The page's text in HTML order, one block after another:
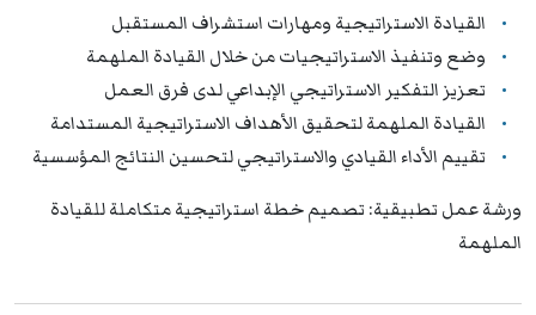
القيادة الاستراتيجية ومهارات استشراف المستقبل
وضع وتنفيذ الاستراتيجيات من خلال القيادة الملهمة
تعزيز التفكير الاستراتيجي الإبداعي لدى فرق العمل
القيادة الملهمة لتحقيق الأهداف الاستراتيجية المستدامة
تقييم الأداء القيادي والاستراتيجي لتحسين النتائج المؤسسية
ورشة عمل تطبيقية: تصميم خطة استراتيجية متكاملة للقيادة
الملهمة